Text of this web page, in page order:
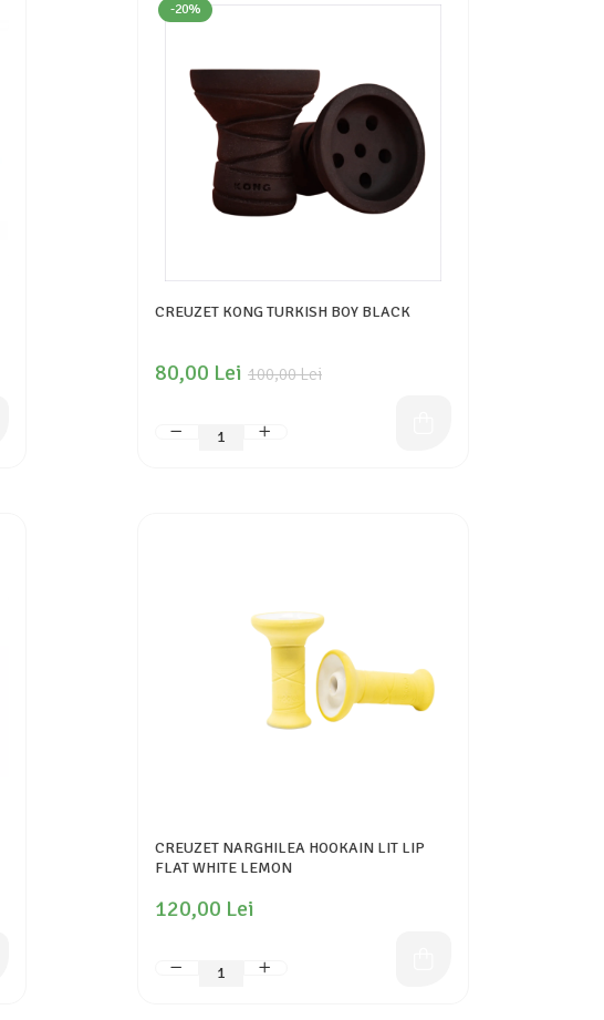
-20%
CREUZET KONG TURKISH BOY BLACK
100,00 Lei
80,00 Lei
CREUZET NARGHILEA HOOKAIN LIT LIP
FLAT WHITE LEMON
120,00 Lei